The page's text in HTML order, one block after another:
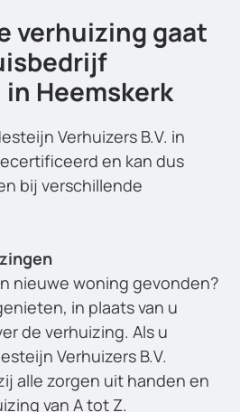
verhuizing gaat
Heemskerk
Verhuizers B.V. in
en kan dus
bij verschillende
nieuwe woning gevonden?
in plaats van u
de verhuizing. Als u
Verhuizers B.V.
alle zorgen uit handen en
van A tot Z.